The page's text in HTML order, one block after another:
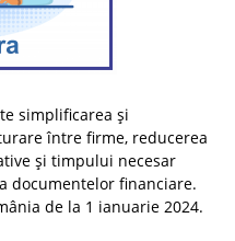
simplificarea și
între firme, reducerea
și timpului necesar
documentelor financiare.
de la 1 ianuarie 2024.